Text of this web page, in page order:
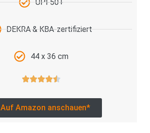
UPF50+
DEKRA & KBA-zertifiziert
44 x 36 cm
Auf Amazon anschauen*